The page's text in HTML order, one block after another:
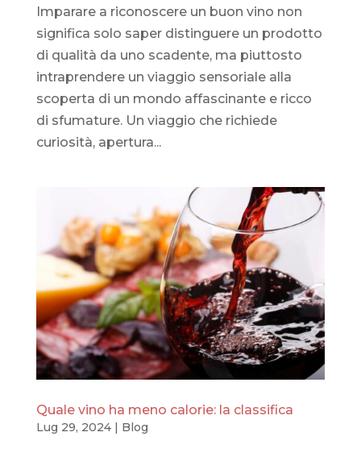
Imparare a riconoscere un buon vino non
significa solo saper distinguere un prodotto
di qualità da uno scadente, ma piuttosto
intraprendere un viaggio sensoriale alla
scoperta di un mondo affascinante e ricco
di sfumature. Un viaggio che richiede
curiosità, apertura...
Quale vino ha meno calorie: la classifica
Lug 29, 2024| Blog